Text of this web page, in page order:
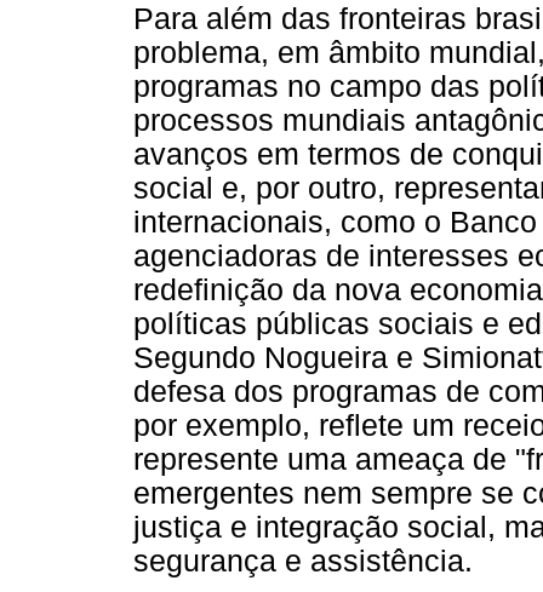
Para além das fronteiras
problema, em âmbito
programas no campo das
processos mundiais
avanços em termos de
social e, por outro,
internacionais, como o
agenciadoras de interesses
redefinição da nova
políticas públicas sociais e
Segundo Nogueira e
defesa dos programas de
por exemplo, reflete um
represente uma ameaça de
emergentes nem sempre se
justiça e integração social,
segurança e assistência.